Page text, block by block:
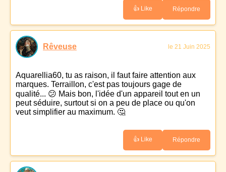
👍 Like Répondre
Rêveuse le 21 Juin 2025
Aquarellia60, tu as raison, il faut faire attention aux
marques. Terraillon, c'est pas toujours gage de
qualité... 😕 Mais bon, l'idée d'un appareil tout en un
peut séduire, surtout si on a peu de place ou qu'on
veut simplifier au maximum. 🤔
👍 Like Répondre